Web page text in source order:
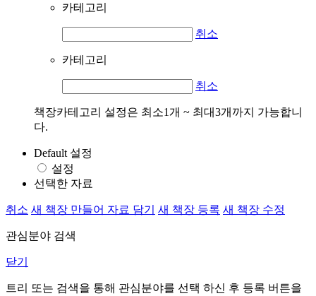
카테고리
취소
카테고리
취소
책장카테고리 설정은 최소1개 ~ 최대3개까지 가능합니
다.
Default 설정
설정
선택한 자료
취소 새 책장 만들어 자료 담기 새 책장 등록 새 책장 수정
관심분야 검색
닫기
트리 또는 검색을 통해 관심분야를 선택 하신 후 등록 버튼을